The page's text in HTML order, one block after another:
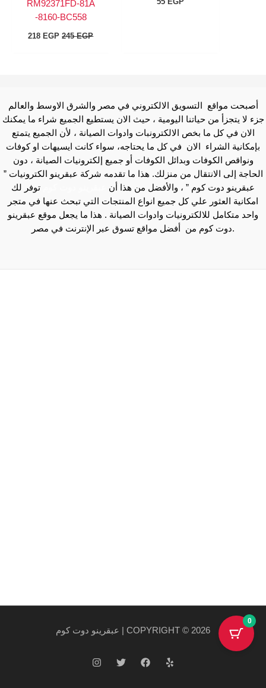
RM92371FD-81A
-8160-BC558
245EGP
218EGP
أصبحت مواقع التسويق الالكتروني في مصر والشرق الاوسط والعالم
جزء لا يتجزأ من حياتنا اليومية ، حيث الان يستطيع الجميع شراء ما يمكنك
الان في كل ما بخص الالكترونبات وادوات الصيانة ، لأن الجميع يتمتع
بإمكانية الشراء الان في كل ما يحتاجه، سواء كانت ايسيهات او كوفات
ونواقص الكوفات وبدائل الكوفات أو جميع إلكترونيات الصيانة ، دون
الحاجة إلى الانتقال من منزلك. هذا ما تقدمه شركة عبقرينو الكترونيات ”
عبقرينو دوت كوم ” ، والأفضل من هذا أن
توفر لك
امكانية العثور علي كل جميع انواع المنتجات التي تبحث عنها في متجر
واحد متكامل للالكترونيات وادوات الصيانة . هذا ما يجعل موقع عبقرينو
دوت كوم من أفضل مواقع تسوق عبر الإنترنت في مصر.
COPYRIGHT © 2026 | عبقرينو دوت كوم
0